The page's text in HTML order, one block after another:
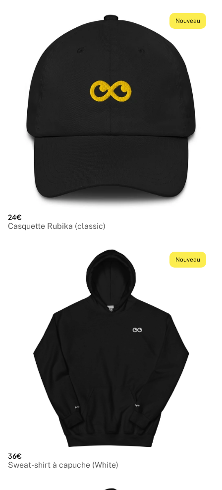
Nouveau
24€
Casquette Rubika (classic)
Nouveau
36€
Sweat-shirt à capuche (White)